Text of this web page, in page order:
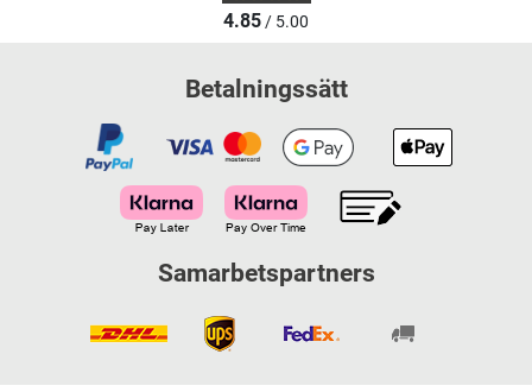
4.85/ 5.00
Betalningssätt
Samarbetspartners